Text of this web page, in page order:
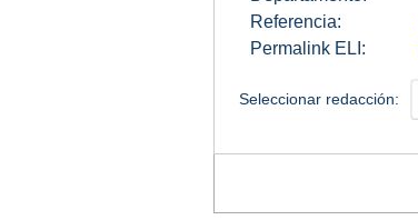
Referencia:
Permalink ELI:
Seleccionar redacción: